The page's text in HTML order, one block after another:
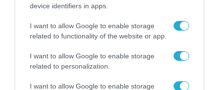
device identifiers in apps.
I want to allow Google to enable storage
related to functionality of the website or app.
I want to allow Google to enable storage
related to personalization.
I want to allow Google to enable storage
08.08.2026 | 09:02
«Η απόλυτη τραγωδία»: Η «αιχμηρή» ανάρτηση